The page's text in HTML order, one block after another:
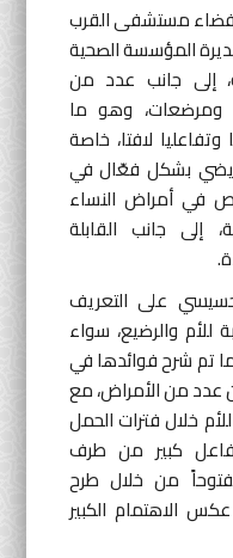
فضاء مستشفى القرب
المؤسسة الصحية
إلى جانب عدد من
ومرضعات، وهو ما
لافتا، خاصة
بشكل فعّال في
في أمراض النساء
إلى جانب القابلة
على التعريف
للأم والرضيع، سواء
تم شرح فوائدها في
عدد من الأمراض، مع
خلال فترات الحمل
كبير من طرف
من خلال طرح
الاهتمام الكبير